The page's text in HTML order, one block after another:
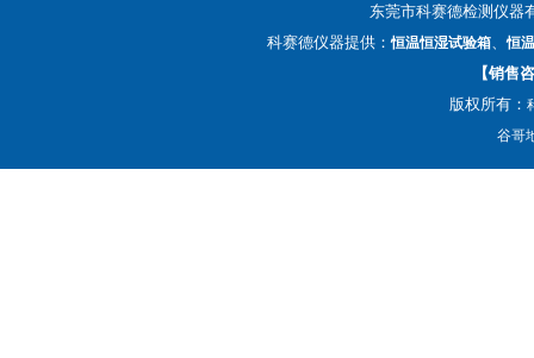
东莞市科赛德检测仪
科赛德仪器提供：恒温恒湿试验箱 、恒
【销售
版权所有：
谷哥